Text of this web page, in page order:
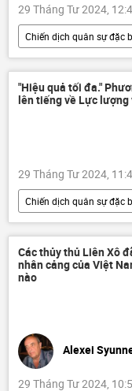
29 Tháng Tư 2024,
Chiến dịch quân sự đặc
Kharkov
Nga
xe tăng
lực
Thế giới
Quân
"Hiệu quả tối đa."
lên tiếng về Lực lượng
29 Tháng Tư 2024,
Chiến dịch quân sự đặc
Cuộc khủng hoảng ở
Thế giới
Nga
xung đột quân sự
Các thủy thủ Liên Xô
nhân cảng của Việt
nào
Alexei
29 Tháng Tư 2024,